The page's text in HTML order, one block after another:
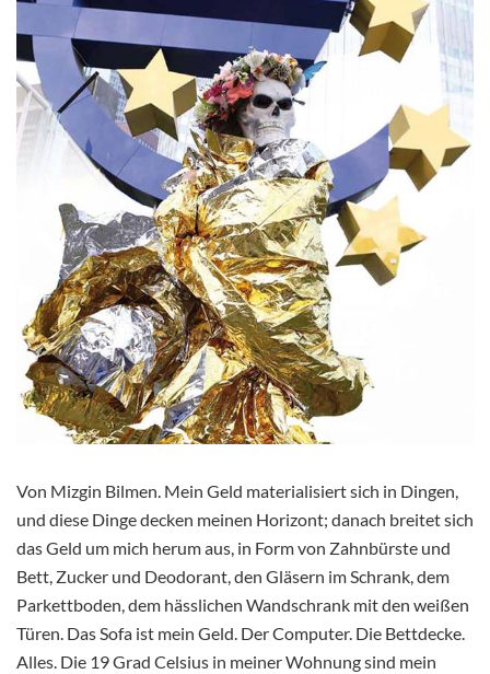
Von Mizgin Bilmen. Mein Geld materialisiert sich in Dingen,
und diese Dinge decken meinen Horizont; danach breitet sich
das Geld um mich herum aus, in Form von Zahnbürste und
Bett, Zucker und Deodorant, den Gläsern im Schrank, dem
Parkettboden, dem hässlichen Wandschrank mit den weißen
Türen. Das Sofa ist mein Geld. Der Computer. Die Bettdecke.
Alles. Die 19 Grad Celsius in meiner Wohnung sind mein